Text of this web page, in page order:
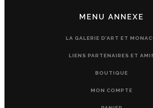
MENU ANNEXE
LA GALERIE D’ART ET
LIENS PARTENAIRES ET
BOUTIQUE
MON COMPTE